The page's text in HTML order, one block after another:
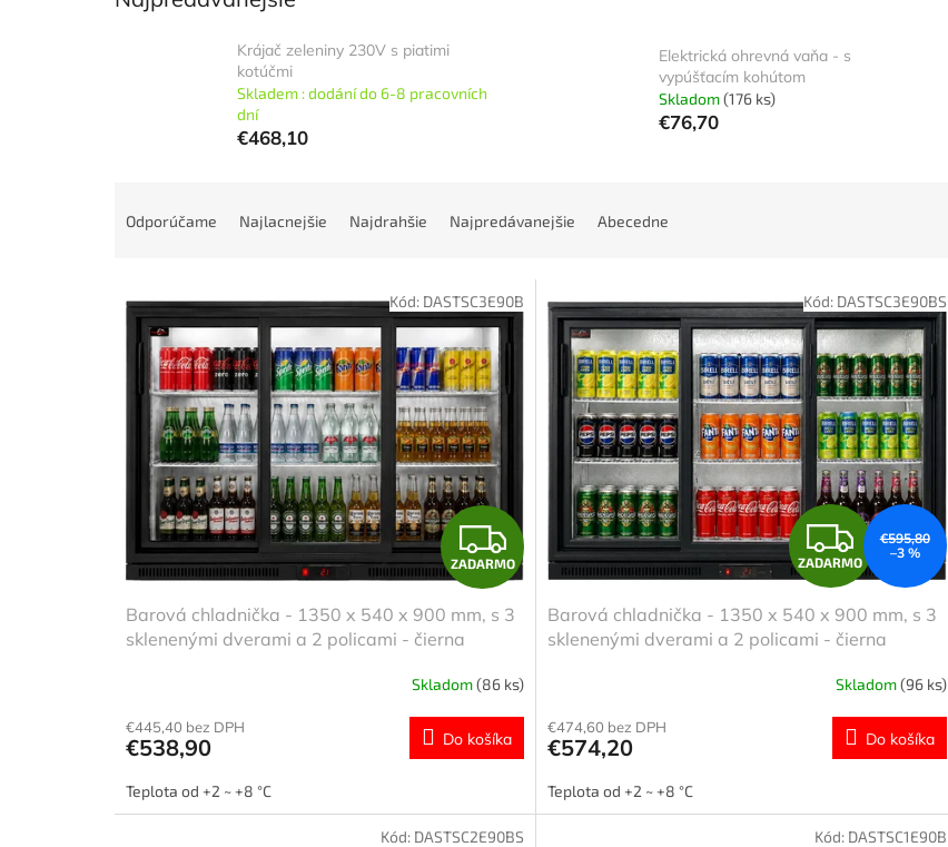
Krájač zeleniny 230V s piatimi
kotúčmi
Skladem : dodání do 6-8 pracovních
dní
€468,10
Elektrická ohrevná vaňa - s
vypúšťacím kohútom
Skladom(176 ks)
€76,70
Odporúčame Najlacnejšie Najdrahšie Najpredávanejšie Abecedne
Z
A
D
A
R
M
O
ZADARMO
Barová chladnička - 1350 x 540 x 900 mm, s 3
sklenenými dverami a 2 policami - čierna
Skladom(86 ks)
€445,40 bez DPH
€538,90 Do košíka
Teplota od +2 ~ +8 °C
Kód: DASTSC3E90B
Z
A
D
A
R
M
O
ZADARMO
€595,80
–3 %
Barová chladnička - 1350 x 540 x 900 mm, s 3
sklenenými dverami a 2 policami - čierna
Skladom(96 ks)
€474,60 bez DPH
€574,20 Do košíka
Teplota od +2 ~ +8 °C
Kód: DASTSC3E90BS
Kód: DASTSC2E90BS Kód: DASTSC1E90B